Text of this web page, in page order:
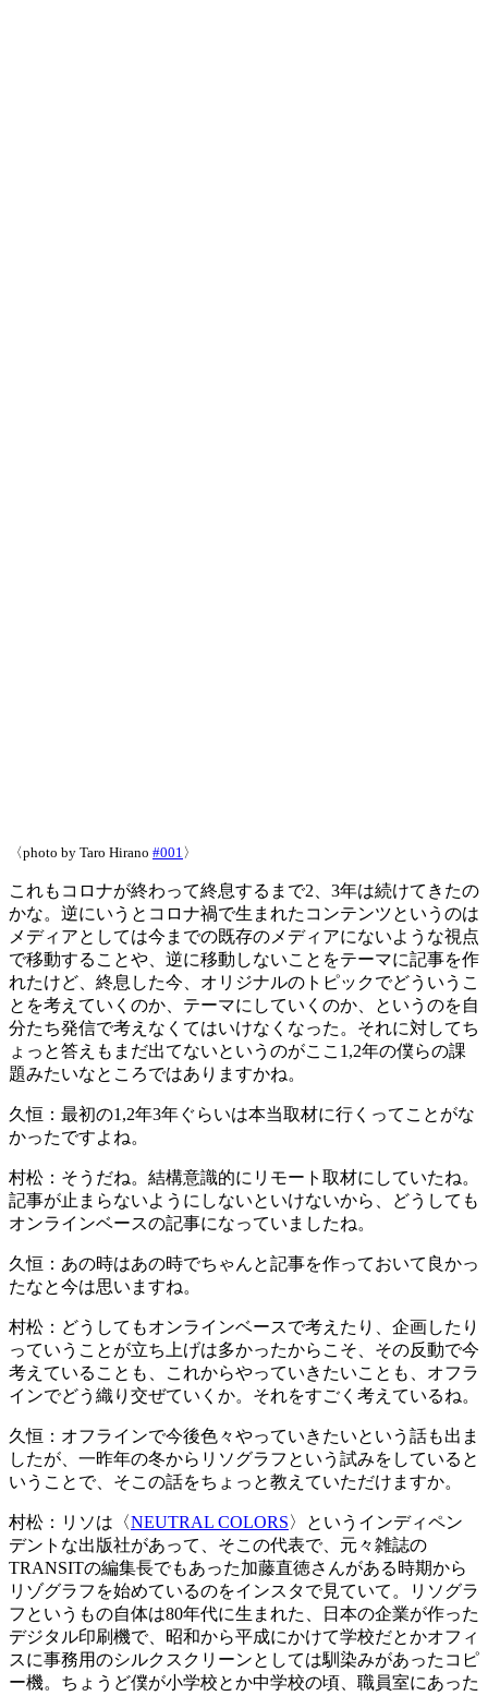
〈photo by Taro Hirano #001 〉
これもコロナが終わって終息するまで2、3年は続けてきたの
かな。逆にいうとコロナ禍で生まれたコンテンツというのは
メディアとしては今までの既存のメディアにないような視点
で移動することや、逆に移動しないことをテーマに記事を作
れたけど、終息した今、オリジナルのトピックでどういうこ
とを考えていくのか、テーマにしていくのか、というのを自
分たち発信で考えなくてはいけなくなった。それに対してち
ょっと答えもまだ出てないというのがここ1,2年の僕らの課
題みたいなところではありますかね。
久恒： 最初の1,2年3年ぐらいは本当取材に行くってことがな
かったですよね。
村松： そうだね。結構意識的にリモート取材にしていたね。
記事が止まらないようにしないといけないから、どうしても
オンラインベースの記事になっていましたね。
久恒： あの時はあの時でちゃんと記事を作っておいて良かっ
たなと今は思いますね。
村松： どうしてもオンラインベースで考えたり、企画したり
っていうことが立ち上げは多かったからこそ、その反動で今
考えていることも、これからやっていきたいことも、オフラ
インでどう織り交ぜていくか。それをすごく考えているね。
久恒： オフラインで今後色々やっていきたいという話も出ま
したが、一昨年の冬からリソグラフという試みをしていると
いうことで、そこの話をちょっと教えていただけますか。
村松： リソは〈NEUTRAL COLORS〉というインディペン
デントな出版社があって、そこの代表で、元々雑誌の
TRANSITの編集長でもあった加藤直徳さんがある時期から
リゾグラフを始めているのをインスタで見ていて。リソグラ
フというもの自体は80年代に生まれた、日本の企業が作った
デジタル印刷機で、昭和から平成にかけて学校だとかオフィ
スに事務用のシルクスクリーンとしては馴染みがあったコピ
ー機。ちょうど僕が小学校とか中学校の頃、職員室にあった